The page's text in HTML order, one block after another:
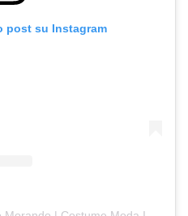
post su Instagram